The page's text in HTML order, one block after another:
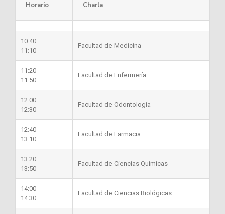
Horario Charla
10:40
11:10
Facultad de Medicina
11:20
11:50
Facultad de Enfermería
12:00
12:30
Facultad de Odontología
12:40
13:10
Facultad de Farmacia
13:20
13:50
Facultad de Ciencias Químicas
14:00
14:30
Facultad de Ciencias Biológicas